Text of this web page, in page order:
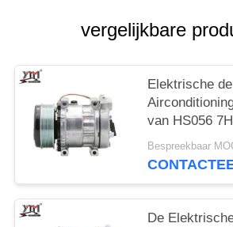
vergelijkbare
Elektrische de
van HS056
VOOR
Bespreekbaar
De